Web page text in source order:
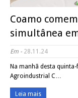
Coamo
simultânea
Em - 28.11.24
Na manhã desta
Agroindustrial C…
Leia mais